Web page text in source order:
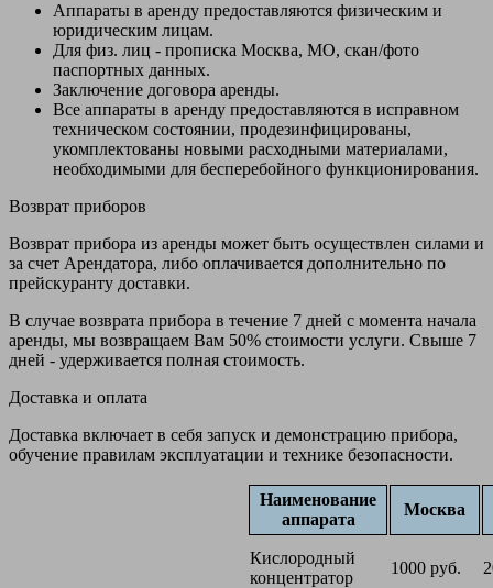
Аппараты в аренду предоставляются физическим и
юридическим лицам.
Для физ. лиц - прописка Москва, МО, скан/фото
паспортных данных.
Заключение договора аренды.
Все аппараты в аренду предоставляются в исправном
техническом состоянии, продезинфицированы,
укомплектованы новыми расходными материалами,
необходимыми для бесперебойного функционирования.
Возврат приборов
Возврат прибора из аренды может быть осуществлен силами и
за счет Арендатора, либо оплачивается дополнительно по
прейскуранту доставки.
В случае возврата прибора в течение 7 дней с момента начала
аренды, мы возвращаем Вам 50% стоимости услуги. Свыше 7
дней - удерживается полная стоимость.
Доставка и оплата
Доставка включает в себя запуск и демонстрацию прибора,
обучение правилам эксплуатации и технике безопасности.
Наименование
аппарата
Москва
Кислородный
концентратор
1000 руб.